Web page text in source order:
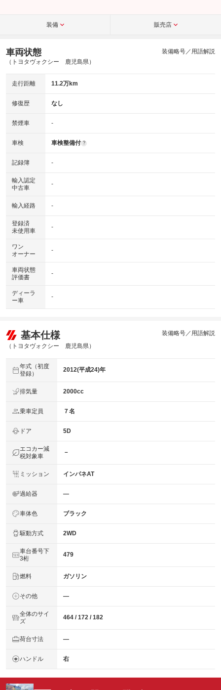
装備 販売店
車両状態
（トヨタヴォクシー 鹿児島県）
装備略号／用語解説
走行距離 11.2万km
修復歴 なし
禁煙車 -
車検 車検整備付 ?
記録簿 -
輸入認定
中古車
-
輸入経路 -
登録済
未使用車
-
ワン
オーナー
-
車両状態
評価書
-
ディーラ
ー車
-
基本仕様
（トヨタヴォクシー 鹿児島県）
装備略号／用語解説
年式（初度
登録）
2012(平成24)年
排気量 2000cc
乗車定員 ７名
ドア 5D
エコカー減
税対象車
－
ミッション インパネAT
過給器 ―
車体色 ブラック
駆動方式 2WD
車台番号下
3桁
479
燃料 ガソリン
その他 ―
全体のサイ
ズ
464 / 172 / 182
荷台寸法 ―
ハンドル 右